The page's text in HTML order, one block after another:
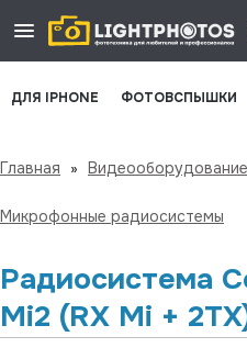
ДЛЯ IPHONE ФОТОВСПЫШКИ
Главная » Видеооборудование
Микрофонные радиосистемы
Радиосистема
Mi2 (RX Mi +